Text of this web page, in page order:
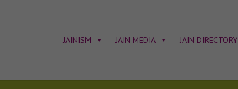
JAINISM JAIN MEDIA JAIN DIRECTORY